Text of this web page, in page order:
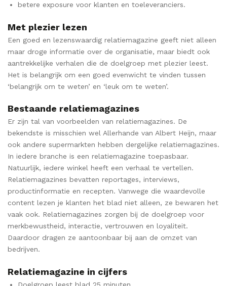
betere exposure voor klanten en toeleveranciers.
Met plezier lezen
Een goed en lezenswaardig relatiemagazine geeft niet alleen
maar droge informatie over de organisatie, maar biedt ook
aantrekkelijke verhalen die de doelgroep met plezier leest.
Het is belangrijk om een goed evenwicht te vinden tussen
‘belangrijk om te weten’ en ‘leuk om te weten’.
Bestaande relatiemagazines
Er zijn tal van voorbeelden van relatiemagazines. De
bekendste is misschien wel Allerhande van Albert Heijn, maar
ook andere supermarkten hebben dergelijke relatiemagazines.
In iedere branche is een relatiemagazine toepasbaar.
Natuurlijk, iedere winkel heeft een verhaal te vertellen.
Relatiemagazines bevatten reportages, interviews,
productinformatie en recepten. Vanwege die waardevolle
content lezen je klanten het blad niet alleen, ze bewaren het
vaak ook. Relatiemagazines zorgen bij de doelgroep voor
merkbewustheid, interactie, vertrouwen en loyaliteit.
Daardoor dragen ze aantoonbaar bij aan de omzet van
bedrijven.
Relatiemagazine in cijfers
Doelgroep leest blad 25 minuten